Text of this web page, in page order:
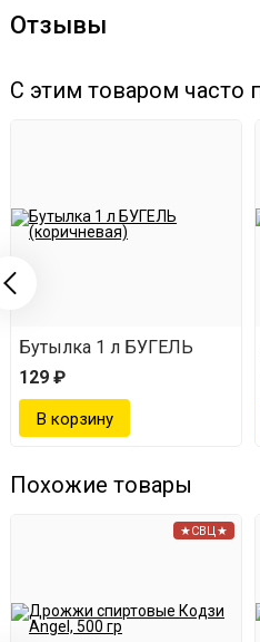
Отзывы
С этим товаром часто
Бутылка 1 л БУГЕЛЬ
129 ₽
Похожие товары
★СВЦ★